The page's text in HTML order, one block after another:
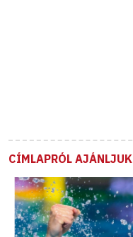
CÍMLAPRÓL AJÁNLJUK